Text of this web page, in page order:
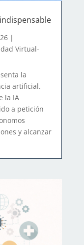
|
Virtual-
la
artificial.
la IA
a petición
y alcanzar